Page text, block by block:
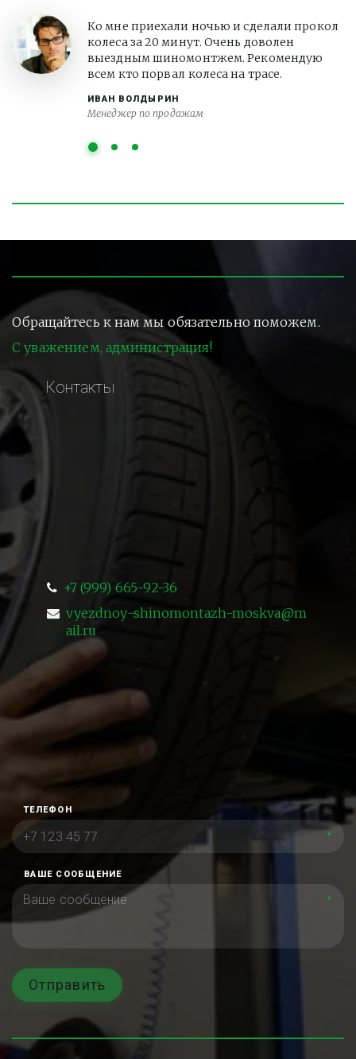
ИВАН ВОЛДЫРИН
Менеджер по продажам
Ко мне приехали ночью и сделали прокол
колеса за 20 минут. Очень доволен
выездным шиномонтжем. Рекомендую
всем кто порвал колеса на трасе.
Обращайтесь к нам мы обязательно поможем.
С уважением, администрация!
Контакты
+7 (999) 665-92-36
vyezdnoy-shinomontazh-moskva@m
ail.ru
ТЕЛЕФОН
*
ВАШЕ СООБЩЕНИЕ
*
Отправить